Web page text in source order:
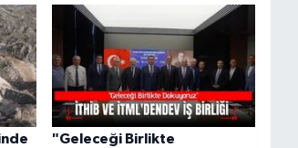
"Geleceği Birlikte